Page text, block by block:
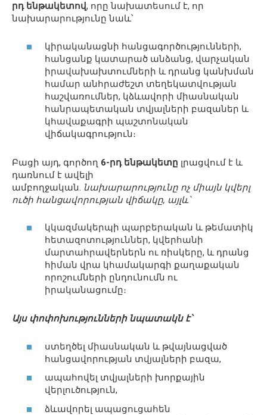
րդ ենթակետով, որը նախատեսում է, որ
նախարարությունը նաև՝
կիրականացնի հանցագործությունների,
հանցանք կատարած անձանց, վարչական
իրավախախտումների և դրանց կանխման
համար անհրաժեշտ տեղեկատվության
հաշվառումներ, կձևավորի միասնական
հանրապետական տվյալների բազաներ և
կհավաքագրի պաշտոնական
վիճակագրություն։
Բացի այդ, գործող 6-րդ ենթակետը լրացվում է և
դառնում է ավելի
ամբողջական․ նախարարությունը ոչ միայն կվերլ
ուծի հանցավորության վիճակը, այլև՝
կկազմակերպի պարբերական և թեմատիկ
հետազոտություններ, կվերհանի
մարտահրավերներն ու ռիսկերը, և դրանց
հիման վրա կհամակարգի քաղաքական
որոշումների ընդունումն ու
իրականացումը։
Այս փոփոխությունների նպատակն է՝
ստեղծել միասնական և թվայնացված
հանցավորության տվյալների բազա,
ապահովել տվյալների խորքային
վերլուծություն,
ձևավորել ապացուցահեն